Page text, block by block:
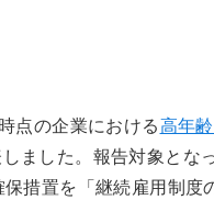
点の企業における高年
ました。報告対象とな
措置を「継続雇用制度